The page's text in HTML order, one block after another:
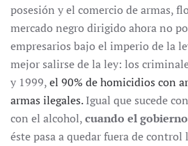
posesión y el comercio de armas,
mercado negro dirigido ahora no
empresarios bajo el imperio de la
mejor salirse de la ley: los
y 1999,el 90% de homicidios con
armas ilegales.Igual que sucede
con el alcohol,cuando el
éste pasa a quedar fuera de control